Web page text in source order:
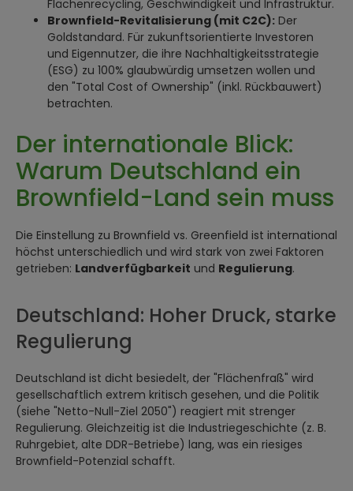
Flächenrecycling, Geschwindigkeit und Infrastruktur.
Brownfield-Revitalisierung (mit C2C): Der
Goldstandard. Für zukunftsorientierte Investoren
und Eigennutzer, die ihre Nachhaltigkeitsstrategie
(ESG) zu 100% glaubwürdig umsetzen wollen und
den "Total Cost of Ownership" (inkl. Rückbauwert)
betrachten.
Der internationale Blick:
Warum Deutschland ein
Brownfield-Land sein muss
Die Einstellung zu Brownfield vs. Greenfield ist international
höchst unterschiedlich und wird stark von zwei Faktoren
getrieben: Landverfügbarkeit und Regulierung.
Deutschland: Hoher Druck, starke
Regulierung
Deutschland ist dicht besiedelt, der "Flächenfraß" wird
gesellschaftlich extrem kritisch gesehen, und die Politik
(siehe "Netto-Null-Ziel 2050") reagiert mit strenger
Regulierung. Gleichzeitig ist die Industriegeschichte (z. B.
Ruhrgebiet, alte DDR-Betriebe) lang, was ein riesiges
Brownfield-Potenzial schafft.